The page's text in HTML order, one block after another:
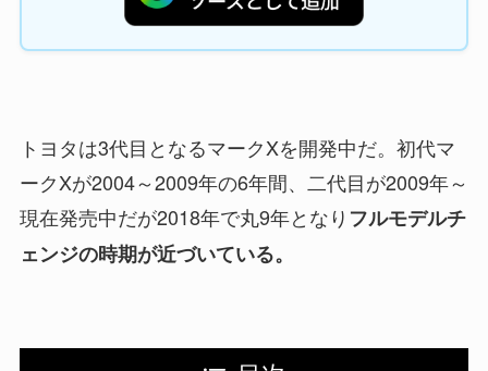
トヨタは3代目となるマークXを開発中だ。初代マ
ークXが2004～2009年の6年間、二代目が2009年～
現在発売中だが2018年で丸9年となり フルモデルチ
ェンジの時期が近づいている。